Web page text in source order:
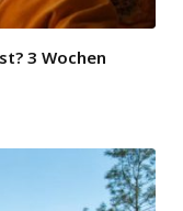
3 Wochen